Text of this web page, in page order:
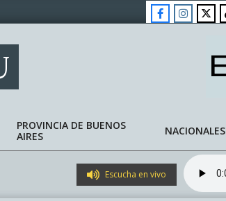
PROVINCIA DE BUENOS
AIRES
NACIONALES
Escucha en vivo